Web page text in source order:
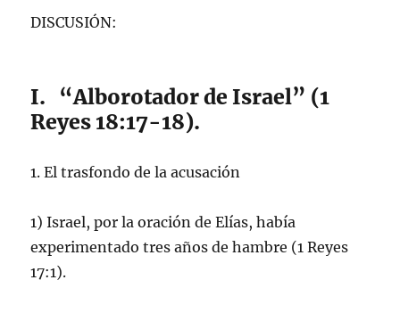
DISCUSIÓN:
I. “Alborotador de Israel” (1
Reyes 18:17-18).
1. El trasfondo de la acusación
1) Israel, por la oración de Elías, había
experimentado tres años de hambre (1 Reyes
17:1).